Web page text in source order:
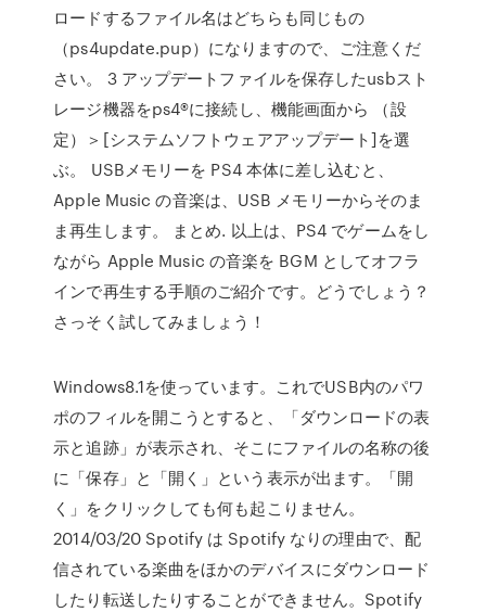
ロードするファイル名はどちらも同じもの
（ps4update.pup）になりますので、ご注意くだ
さい。 3 アップデートファイルを保存したusbスト
レージ機器をps4®に接続し、機能画面から （設
定）＞[システムソフトウェアアップデート]を選
ぶ。 USBメモリーを PS4 本体に差し込むと、
Apple Music の音楽は、USB メモリーからそのま
ま再生します。 まとめ. 以上は、PS4 でゲームをし
ながら Apple Music の音楽を BGM としてオフラ
インで再生する手順のご紹介です。どうでしょう？
さっそく試してみましょう！
Windows8.1を使っています。これでUSB内のパワ
ポのフィルを開こうとすると、「ダウンロードの表
示と追跡」が表示され、そこにファイルの名称の後
に「保存」と「開く」という表示が出ます。「開
く」をクリックしても何も起こりません。
2014/03/20 Spotify は Spotify なりの理由で、配
信されている楽曲をほかのデバイスにダウンロード
したり転送したりすることができません。Spotify